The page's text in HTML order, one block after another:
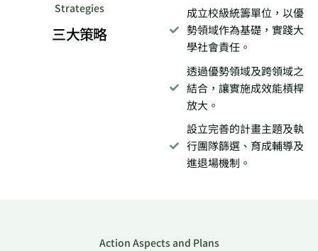
Strategies
三大策略
成立校級統籌單位，以優
勢領域作為基礎，實踐大
學社會責任。
透過優勢領域及跨領域之
結合，讓實施成效能槓桿
放大。
設立完善的計畫主題及執
行團隊篩選、育成輔導及
進退場機制。
Action Aspects and Plans